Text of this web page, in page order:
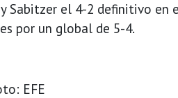
Sabitzer el 4-2 definitivo en
por un global de 5-4.
EFE